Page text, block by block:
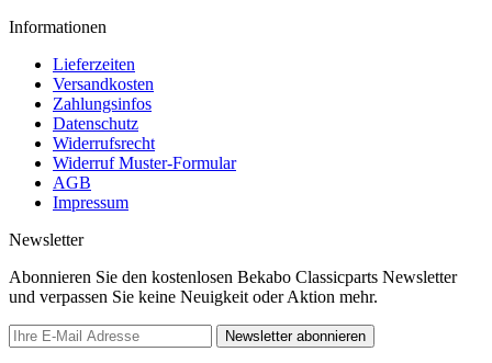
Informationen
Lieferzeiten
Versandkosten
Zahlungsinfos
Datenschutz
Widerrufsrecht
Widerruf Muster-Formular
AGB
Impressum
Newsletter
Abonnieren Sie den kostenlosen Bekabo Classicparts Newsletter
und verpassen Sie keine Neuigkeit oder Aktion mehr.
Newsletter abonnieren